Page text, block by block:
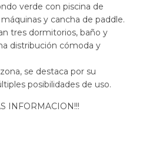
verde con piscina de
y cancha de paddle.
tres dormitorios, baño y
distribución cómoda y
se destaca por su
posibilidades de uso.
INFORMACION!!!